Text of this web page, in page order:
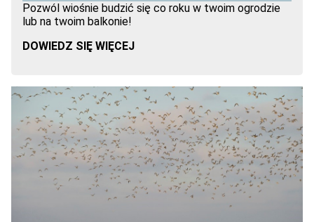
Pozwól wiośnie budzić się co roku w twoim ogrodzie
lub na twoim balkonie!
DOWIEDZ SIĘ WIĘCEJ